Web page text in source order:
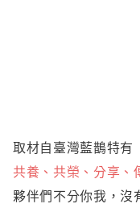
取材自臺灣藍鵲特有
共養、共榮、分享、
夥伴們不分你我，沒